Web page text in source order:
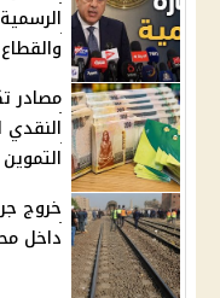
مصادر
التموين إلى
خروج
داخل